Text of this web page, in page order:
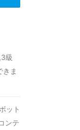
級
きま
ット
ンテ